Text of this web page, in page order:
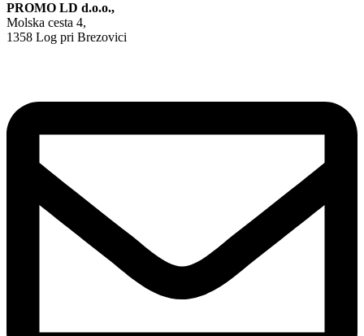
PROMO LD d.o.o.,
Molska cesta 4,
1358 Log pri Brezovici